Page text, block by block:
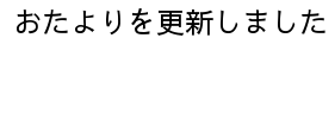
おたよりを更新しました